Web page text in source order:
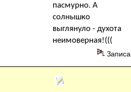
пасмурно. А
солнышко
выглянуло - духота
неимоверная!(((